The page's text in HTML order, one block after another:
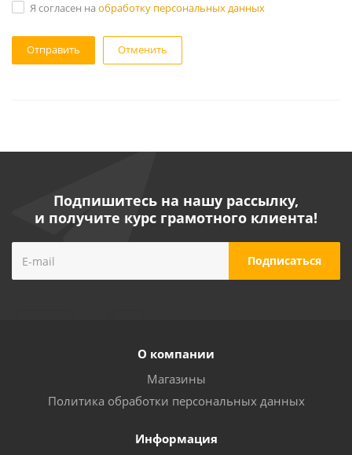
Я согласен на обработку персональных данных
Отменить
Подпишитесь на нашу рассылку,
и получите курс грамотного клиента!
О компании
Магазины
Политика обработки персональных данных
Информация